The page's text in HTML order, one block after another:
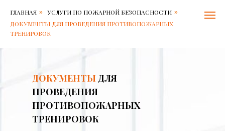
ГЛАВНАЯ » УСЛУГИ ПО ПОЖАРНОЙ БЕЗОПАСНОСТИ »
ДОКУМЕНТЫ ДЛЯ ПРОВЕДЕНИЯ ПРОТИВОПОЖАРНЫХ
ТРЕНИРОВОК
центр
безопасности
труда
Адрес:
Петербург,
ДОКУМЕНТЫ ДЛЯ
ПРОВЕДЕНИЯ
ПРОТИВОПОЖАРНЫХ
ТРЕНИРОВОК